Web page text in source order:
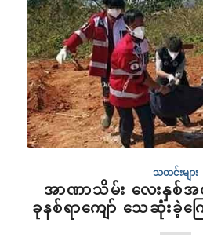
သတင်းများ
အာဏာသိမ်း လေးနှစ်
ခုနစ်ရာကျော် သေဆုံးခဲ့ကြ